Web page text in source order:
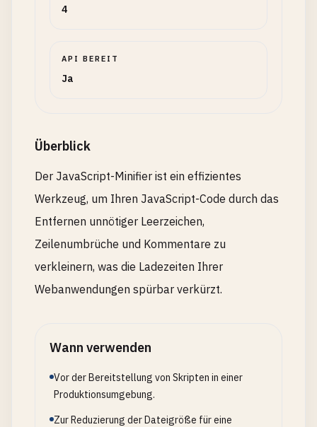
4
API BEREIT
Ja
Überblick
Der JavaScript-Minifier ist ein effizientes
Werkzeug, um Ihren JavaScript-Code durch das
Entfernen unnötiger Leerzeichen,
Zeilenumbrüche und Kommentare zu
verkleinern, was die Ladezeiten Ihrer
Webanwendungen spürbar verkürzt.
Wann verwenden
Vor der Bereitstellung von Skripten in einer
Produktionsumgebung.
Zur Reduzierung der Dateigröße für eine